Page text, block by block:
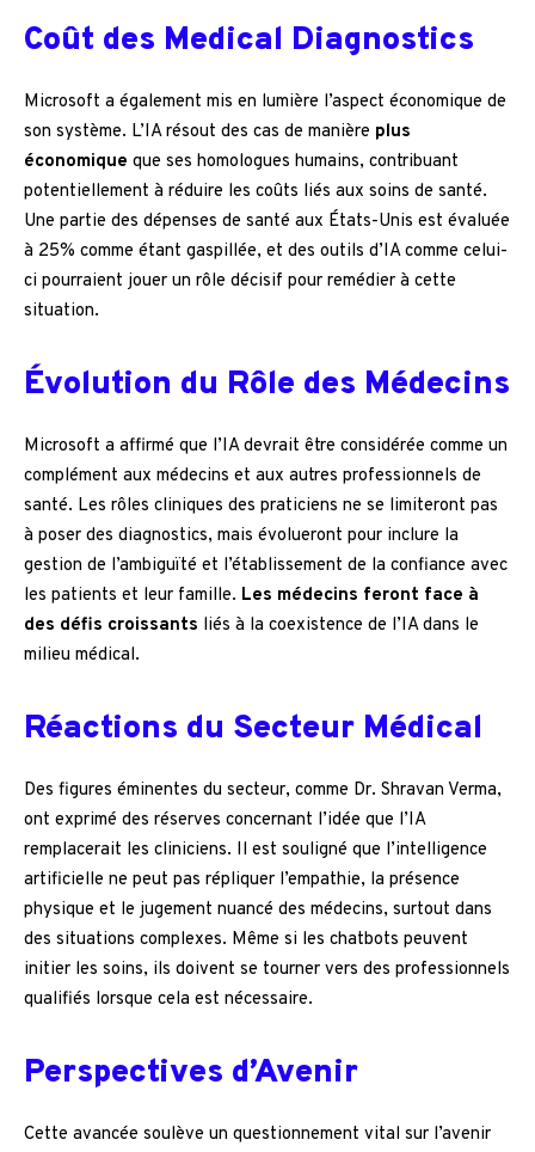
Coût des Medical Diagnostics
Microsoft a également mis en lumière l’aspect économique de
son système. L’IA résout des cas de manière plus
économique que ses homologues humains, contribuant
potentiellement à réduire les coûts liés aux soins de santé.
Une partie des dépenses de santé aux États-Unis est évaluée
à 25% comme étant gaspillée, et des outils d’IA comme celui-
ci pourraient jouer un rôle décisif pour remédier à cette
situation.
Évolution du Rôle des Médecins
Microsoft a affirmé que l’IA devrait être considérée comme un
complément aux médecins et aux autres professionnels de
santé. Les rôles cliniques des praticiens ne se limiteront pas
à poser des diagnostics, mais évolueront pour inclure la
gestion de l’ambiguïté et l’établissement de la confiance avec
les patients et leur famille. Les médecins feront face à
des défis croissants liés à la coexistence de l’IA dans le
milieu médical.
Réactions du Secteur Médical
Des figures éminentes du secteur, comme Dr. Shravan Verma,
ont exprimé des réserves concernant l’idée que l’IA
remplacerait les cliniciens. Il est souligné que l’intelligence
artificielle ne peut pas répliquer l’empathie, la présence
physique et le jugement nuancé des médecins, surtout dans
des situations complexes. Même si les chatbots peuvent
initier les soins, ils doivent se tourner vers des professionnels
qualifiés lorsque cela est nécessaire.
Perspectives d’Avenir
Cette avancée soulève un questionnement vital sur l’avenir